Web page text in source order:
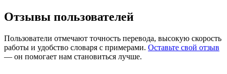
Отзывы пользователей
Пользователи отмечают точность перевода, высокую скорость
работы и удобство словаря с примерами. Оставьте свой отзыв
— он помогает нам становиться лучше.